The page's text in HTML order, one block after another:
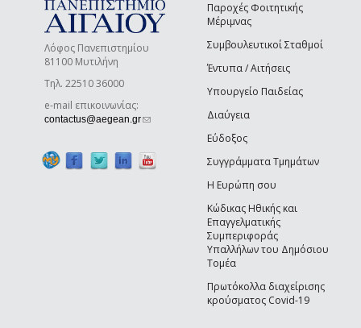
Λόφος Πανεπιστημίου
81100 Μυτιλήνη
Τηλ. 22510 36000
e-mail επικοινωνίας:
contactus@aegean.gr(link sends e-mail)
Παροχές Φοιτητικής
Μέριμνας
Συμβουλευτικοί Σταθμοί
Έντυπα / Αιτήσεις
Υπουργείο Παιδείας
Διαύγεια
Εύδοξος
Συγγράμματα Τμημάτων
Η Ευρώπη σου
Κώδικας Ηθικής και
Επαγγελματικής
Συμπεριφοράς
Υπαλλήλων του Δημόσιου
Τομέα
Πρωτόκολλα διαχείρισης
κρούσματος Covid-19